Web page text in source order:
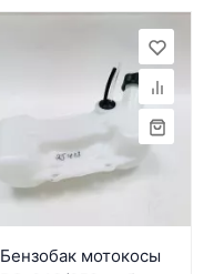
Бензобак мотокосы